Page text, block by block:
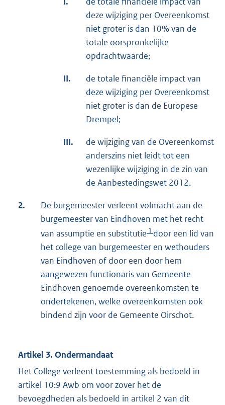
deze wijziging per Overeenkomst
niet groter is dan 10% van de
totale oorspronkelijke
opdrachtwaarde;
II.
de totale financiële impact van
deze wijziging per Overeenkomst
niet groter is dan de Europese
Drempel;
III.
de wijziging van de Overeenkomst
anderszins niet leidt tot een
wezenlijke wijziging in de zin van
de Aanbestedingswet 2012.
2.
De burgemeester verleent volmacht aan de
burgemeester van Eindhoven met het recht
van assumptie en substitutie 1 door een lid van
het college van burgemeester en wethouders
van Eindhoven of door een door hem
aangewezen functionaris van Gemeente
Eindhoven genoemde overeenkomsten te
ondertekenen, welke overeenkomsten ook
bindend zijn voor de Gemeente Oirschot.
Artikel 3. Ondermandaat
Het College verleent toestemming als bedoeld in
artikel 10:9 Awb om voor zover het de
bevoegdheden als bedoeld in artikel 2 van dit